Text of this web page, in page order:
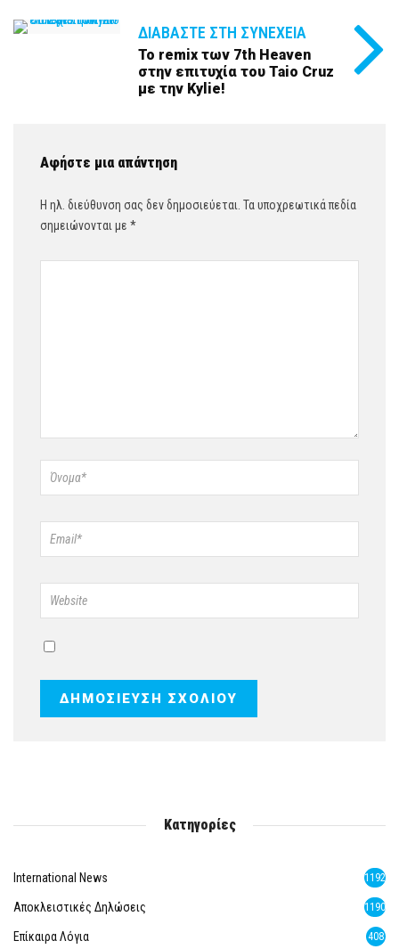
ΔΙΑΒΆΣΤΕ ΣΤΗ ΣΥΝΈΧΕΙΑ
Το remix των 7th Heaven
στην επιτυχία του Taio Cruz
με την Kylie!
Αφήστε μια απάντηση
Η ηλ. διεύθυνση σας δεν δημοσιεύεται. Τα υποχρεωτικά πεδία
σημειώνονται με *
Κατηγορίες
International News 1192
Αποκλειστικές Δηλώσεις 1190
Επίκαιρα Λόγια 408